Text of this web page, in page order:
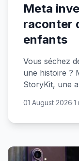
Meta
raconter
enfants
Vous séchez
une histoire ?
StoryKit, une
comprises.
01 August 2026·1